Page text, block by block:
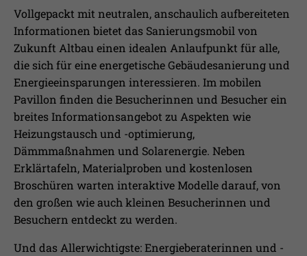
Vollgepackt mit neutralen, anschaulich aufbereiteten
Informationen bietet das Sanierungsmobil von
Zukunft Altbau einen idealen Anlaufpunkt für alle,
die sich für eine energetische Gebäudesanierung und
Energieeinsparungen interessieren. Im mobilen
Pavillon finden die Besucherinnen und Besucher ein
breites Informationsangebot zu Aspekten wie
Heizungstausch und -optimierung,
Dämmmaßnahmen und Solarenergie. Neben
Erklärtafeln, Materialproben und kostenlosen
Broschüren warten interaktive Modelle darauf, von
den großen wie auch kleinen Besucherinnen und
Besuchern entdeckt zu werden.
Und das Allerwichtigste: Energieberaterinnen und -
Zweck
Wird verwendet, im Seitenaufrufe des
Besuchers während der Sitzung
nachzuverfolgen